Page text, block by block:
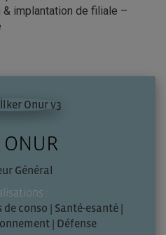
implantation de filiale –
Général
:
de conso | Santé-esanté |
| Défense